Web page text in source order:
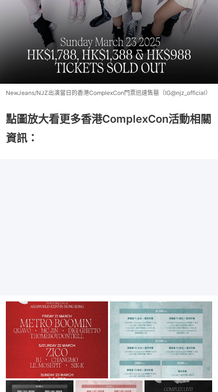
NewJeans/NJZ出演當日的香港ComplexCon門票迅速售罄（IG@njz_official）
點圖放大看更多香港ComplexCon活動相關
資訊：